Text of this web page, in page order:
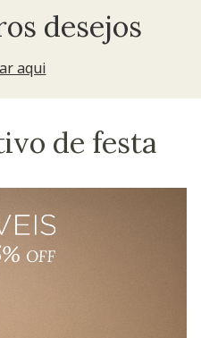
desejos
aqui
de festa